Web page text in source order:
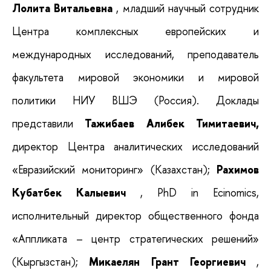
Лолита Витальевна , младший научный сотрудник
Центра комплексных европейских и
международных исследований, преподаватель
факультета мировой экономики и мировой
политики НИУ ВШЭ (Россия). Доклады
представили
Тажибаев Алибек Тимитаевич,
директор Центра аналитических исследований
«Евразийский мониторинг» (Казахстан); Рахимов
Кубатбек Калыевич
, PhD in Ecinomics,
исполнительный директор общественного фонда
«Аппликата – центр стратегических решений»
(Кыргызстан);
Микаелян Грант Георгиевич
,